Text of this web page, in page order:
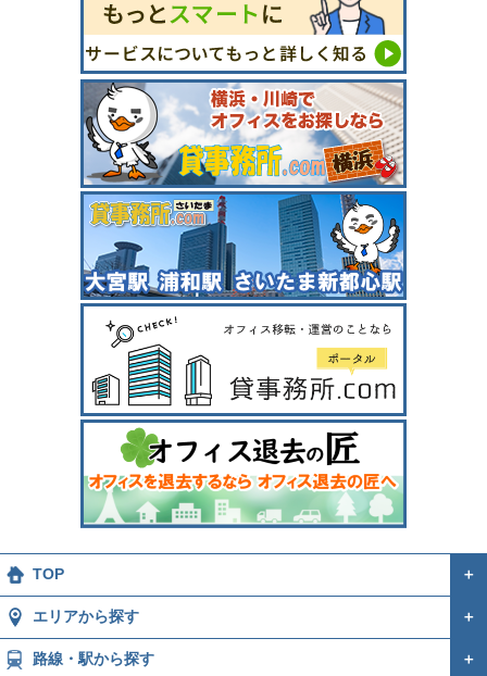
TOP ＋
エリアから探す ＋
路線・駅から探す ＋